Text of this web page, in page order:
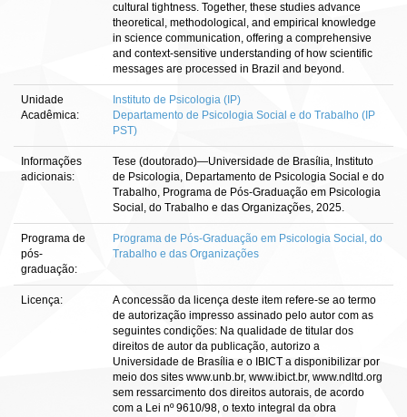
cultural tightness. Together, these studies advance
theoretical, methodological, and empirical knowledge
in science communication, offering a comprehensive
and context-sensitive understanding of how scientific
messages are processed in Brazil and beyond.
Unidade
Acadêmica:
Instituto de Psicologia (IP)
Departamento de Psicologia Social e do Trabalho (IP
PST)
Informações
adicionais:
Tese (doutorado)—Universidade de Brasília, Instituto
de Psicologia, Departamento de Psicologia Social e do
Trabalho, Programa de Pós-Graduação em Psicologia
Social, do Trabalho e das Organizações, 2025.
Programa de
pós-
graduação:
Programa de Pós-Graduação em Psicologia Social, do
Trabalho e das Organizações
Licença:
A concessão da licença deste item refere-se ao termo
de autorização impresso assinado pelo autor com as
seguintes condições: Na qualidade de titular dos
direitos de autor da publicação, autorizo a
Universidade de Brasília e o IBICT a disponibilizar por
meio dos sites www.unb.br, www.ibict.br, www.ndltd.org
sem ressarcimento dos direitos autorais, de acordo
com a Lei nº 9610/98, o texto integral da obra